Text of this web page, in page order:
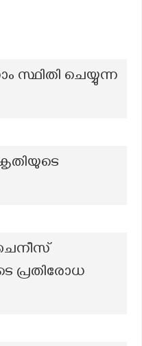
സ്ഥിതി ചെയ്യുന്ന
പ്രതിരോധ